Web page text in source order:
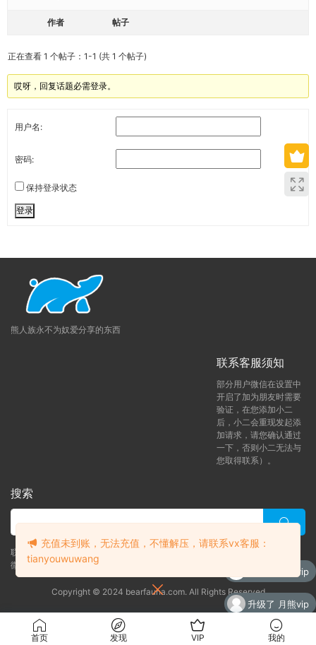
作者 帖子
正在查看 1 个帖子：1-1 (共 1 个帖子)
哎呀，回复话题必需登录。
用户名:
密码:
保持登录状态
登录
熊人族永不为奴爱分享的东西
联系客服须知
部分用户微信在设置中
开启了加为朋友时需要
验证，在您添加小二
后，小二会重现发起添
加请求，请您确认通过
一下，否则小二无法与
您取得联系）。
搜索
联系客服 (添加后告诉客服-来自熊人族咨询问题)
微信客服（tianyouwuwang）
Copyright © 2024 bearfauna.com. All Rights Reserved
首页 发现 VIP 我的
充值未到账，无法充值，不懂解压，请联系vx客服：
tianyouwuwang
升级了 月熊vip
升级了 月熊vip
升级了 年熊vip